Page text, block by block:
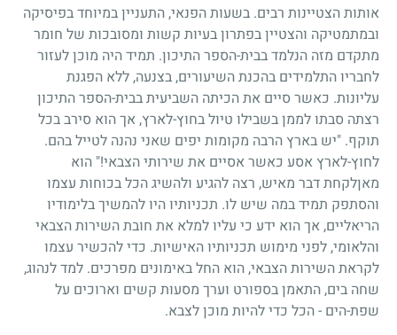
אותות הצטיינות רבים. בשעות הפנאי, התעניין במיוחד בפיסיקה
ובמתמטיקה והצטיין בפתרון בעיות קשות ומסובכות של חומר
מתקדם מזה הנלמד בבית-הספר התיכון. תמיד היה מוכן לעזור
לחבריו התלמידים בהכנת השיעורים, בצנעה, ללא הפגנת
עליונות. כאשר סיים את הכיתה השביעית בבית-הספר התיכון
רצתה סבתו לממן בשבילו טיול בחוץ-לארץ, אך הוא סירב בכל
תוקף. "יש בארץ הרבה מקומות יפים שאני נהנה לטייל בהם.
לחוץ-לארץ אסע כאשר אסיים את שירותי הצבאי!" הוא
מאןלקחת דבר מאיש, רצה להגיע ולהשיג הכל בכוחות עצמו
והסתפק תמיד במה שיש לו. תכניותיו היו להמשיך בלימודיו
הריאליים, אך הוא ידע כי עליו למלא את חובת השירות הצבאי
והלאומי, לפני מימוש תכניותיו האישיות. כדי להכשיר עצמו
לקראת השירות הצבאי, הוא החל באימונים מפרכים. למד לנהוג,
שחה בים, התאמן בספורט וערך מסעות קשים וארוכים על
שפת-הים - הכל כדי להיות מוכן לצבא.